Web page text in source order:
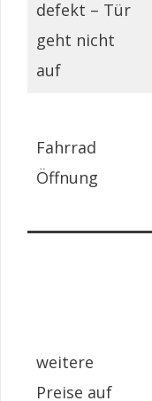
defekt – Tür
geht nicht
auf
Fahrrad
Öffnung
weitere
Preise auf